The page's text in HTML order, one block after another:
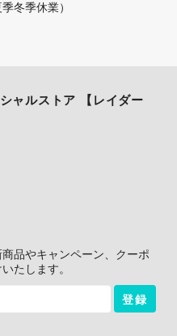
冬季休業）
ャルストア 【レイダー
品やキャンペーン、クーポ
たします。
登録